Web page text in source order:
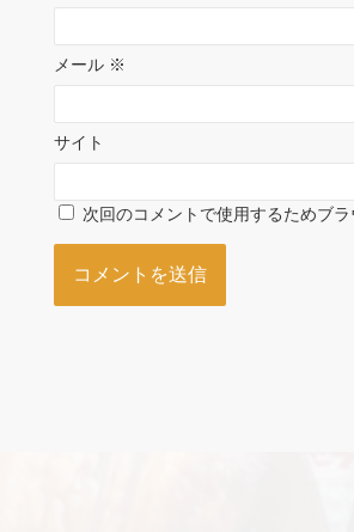
メール ※
サイト
次回のコメントで使用するためブ